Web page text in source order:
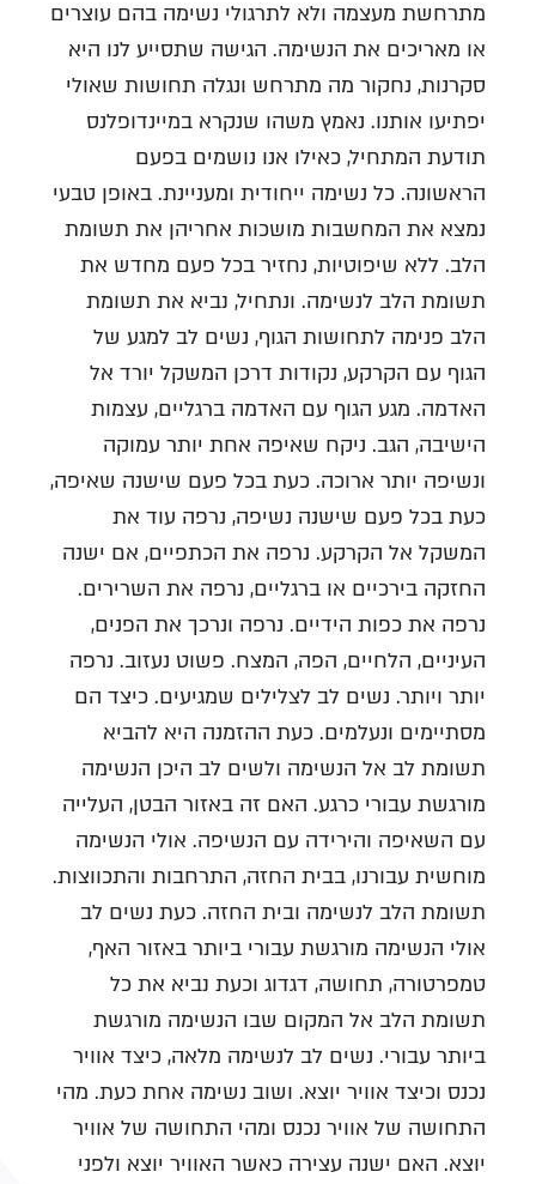
מתרחשת מעצמה ולא לתרגולי נשימה בהם עוצרים
או מאריכים את הנשימה. הגישה שתסייע לנו היא
סקרנות, נחקור מה מתרחש ונגלה תחושות שאולי
יפתיעו אותנו. נאמץ משהו שנקרא במיינדופלנס
תודעת המתחיל, כאילו אנו נושמים בפעם
הראשונה. כל נשימה ייחודית ומעניינת. באופן טבעי
נמצא את המחשבות מושכות אחריהן את תשומת
הלב. ללא שיפוטיות, נחזיר בכל פעם מחדש את
תשומת הלב לנשימה. ונתחיל, נביא את תשומת
הלב פנימה לתחושות הגוף, נשים לב למגע של
הגוף עם הקרקע, נקודות דרכן המשקל יורד אל
האדמה. מגע הגוף עם האדמה ברגליים, עצמות
הישיבה, הגב. ניקח שאיפה אחת יותר עמוקה
ונשיפה יותר ארוכה. כעת בכל פעם שישנה שאיפה,
כעת בכל פעם שישנה נשיפה, נרפה עוד את
המשקל אל הקרקע. נרפה את הכתפיים, אם ישנה
החזקה בירכיים או ברגליים, נרפה את השרירים.
נרפה את כפות הידיים. נרפה ונרכך את הפנים,
העיניים, הלחיים, הפה, המצח. פשוט נעזוב. נרפה
יותר ויותר. נשים לב לצלילים שמגיעים. כיצד הם
מסתיימים ונעלמים. כעת ההזמנה היא להביא
תשומת לב אל הנשימה ולשים לב היכן הנשימה
מורגשת עבורי כרגע. האם זה באזור הבטן, העלייה
עם השאיפה והירידה עם הנשיפה. אולי הנשימה
מוחשית עבורנו, בבית החזה, התרחבות והתכווצות.
תשומת הלב לנשימה ובית החזה. כעת נשים לב
אולי הנשימה מורגשת עבורי ביותר באזור האף,
טמפרטורה, תחושה, דגדוג וכעת נביא את כל
תשומת הלב אל המקום שבו הנשימה מורגשת
ביותר עבורי. נשים לב לנשימה מלאה, כיצד אוויר
נכנס וכיצד אוויר יוצא. ושוב נשימה אחת כעת. מהי
התחושה של אוויר נכנס ומהי התחושה של אוויר
יוצא. האם ישנה עצירה כאשר האוויר יוצא ולפני